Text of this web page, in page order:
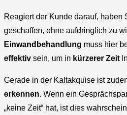
Reagiert der Kunde darauf, haben
geschaffen, ohne aufdringlich zu
Einwandbehandlung muss hier
effektiv sein, um in kürzerer Zeit
Gerade in der Kaltakquise ist
erkennen. Wenn ein
„keine Zeit“ hat, ist dies